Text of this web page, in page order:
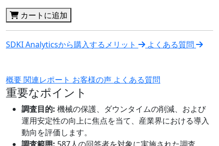
カートに追加
SDKI Analyticsから購入するメリット よくある質問
概要関連レポート お客様の声 よくある質問
重要なポイント
調査目的: 機械の保護、ダウンタイムの削減、および
運用安定性の向上に焦点を当て、産業界における導入
動向を評価します。